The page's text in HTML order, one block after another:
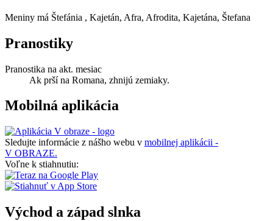
Meniny má Štefánia , Kajetán, Afra, Afrodita, Kajetána, Štefana
Pranostiky
Pranostika na akt. mesiac
Ak prší na Romana, zhnijú zemiaky.
Mobilná aplikácia
Sledujte informácie z nášho webu v mobilnej aplikácii -
V OBRAZE.
Voľne k stiahnutiu:
Východ a západ slnka